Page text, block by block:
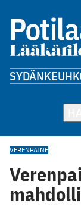
SYDÄN
VERENPAINE